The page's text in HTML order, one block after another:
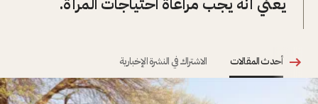
أحدث المقالات الاشتراك في النشرة الإخبارية